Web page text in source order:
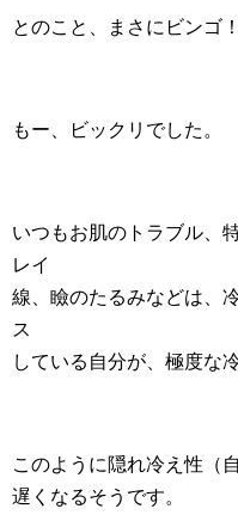
とのこと、まさにビンゴ！
もー、ビックリでした。
いつもお肌のトラブル、
レイ
線、瞼のたるみなどは、
ス
している自分が、極度な
このように隠れ冷え性（
遅くなるそうです。